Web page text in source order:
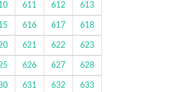
611 612 613
616 617 618
621 622 623
626 627 628
631 632 633